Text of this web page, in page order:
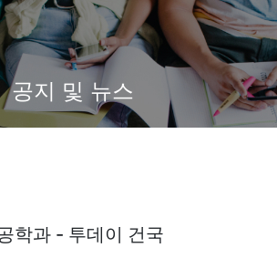
공지 및 뉴스
학과 - 투데이 건국